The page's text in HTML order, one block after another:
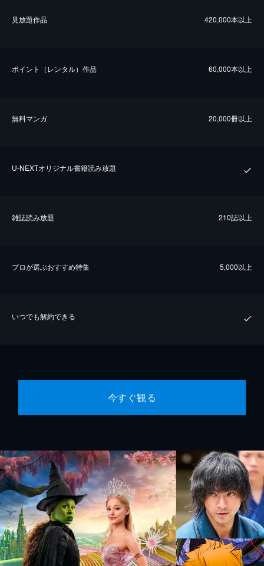
⾒放題作品 420,000本以上
ポイント（レンタル）作品 60,000本以上
無料マンガ 20,000冊以上
U-NEXTオリジナル書籍読み放題
雑誌読み放題 210誌以上
プロが選ぶおすすめ特集 5,000以上
いつでも解約できる
今すぐ観る